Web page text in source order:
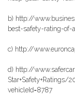
b) http://
best-safety-rating-of-
c) http://
d) http://
Star+Safety+Ratings/
vehicleId=8787